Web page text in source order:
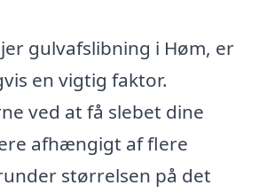
gulvafslibning i Høm, er
en vigtig faktor.
ved at få slebet dine
afhængigt af flere
størrelsen på det